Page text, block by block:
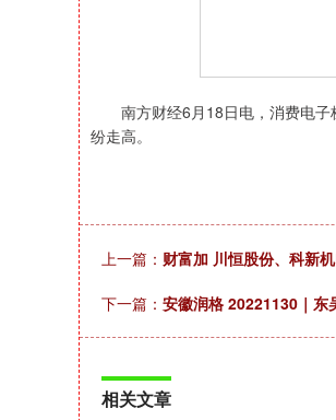
南方财经6月18日电，消费电子
纷走高。
上一篇： 财富加 川恒股份、科新
下一篇： 安徽润格 20221130｜东
相关文章